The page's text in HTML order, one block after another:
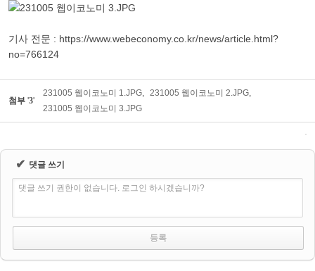
기사 전문 : https://www.webeconomy.co.kr/news/article.html?
no=766124
첨부 '3'
231005 웹이코노미 1.JPG, 231005 웹이코노미 2.JPG,
231005 웹이코노미 3.JPG
✔ 댓글 쓰기
댓글 쓰기 권한이 없습니다. 로그인 하시겠습니까?